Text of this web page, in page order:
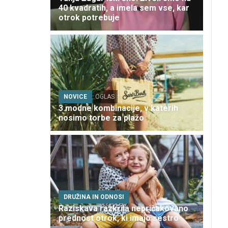
40 kvadratih, a imela sem vse, kar
otrok potrebuje
NOVICE OGLAS
3 modne kombinacije, v katerih
nosimo torbe za plažo
DRUŽINA IN ODNOSI
Raziskava razkrila nepričakovano
prednost otrok, ki imajo sestro